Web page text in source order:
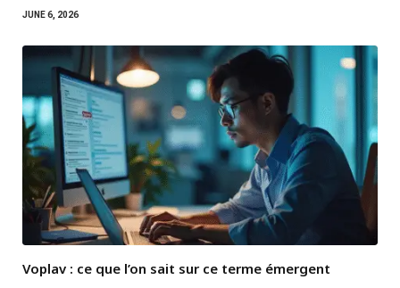
JUNE 6, 2026
Voplav : ce que l’on sait sur ce terme émergent